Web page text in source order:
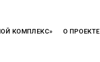
КОМПЛЕКС» О ПРОЕКТЕ